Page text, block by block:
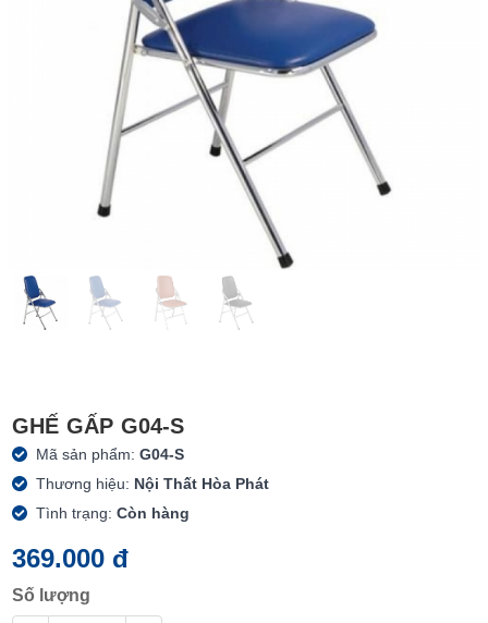
GHẾ GẤP G04-S
Mã sản phẩm:G04-S
Thương hiệu: Nội Thất Hòa Phát
Tình trạng:Còn hàng
369.000 đ
Số lượng